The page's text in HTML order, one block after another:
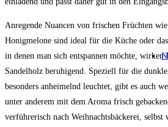
Anregende Nuancen von frischen Früchten
Honigmelone sind ideal für die Küche oder
in denen man sich entspannen möchte, wirken
Sandelholz beruhigend. Speziell für die
besonders anheimelnd leuchtet, gibt es auch
unter anderem mit dem Aroma frisch
verführerisch nach Weihnachtsbäckerei,